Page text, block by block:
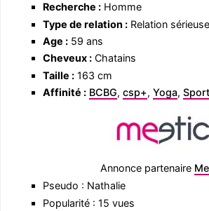
Recherche :Homme
Type de relation :Relation sérieuse
Age :59 ans
Cheveux :Chatains
Taille :163 cm
Affinité : BCBG, csp+, Yoga,
Annonce partenaire
Pseudo : Nathalie
Popularité : 15 vues